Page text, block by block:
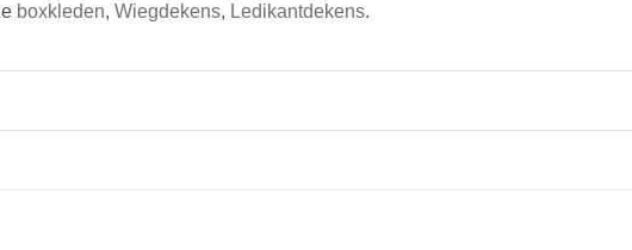
boxkleden, Wiegdekens, Ledikantdekens.